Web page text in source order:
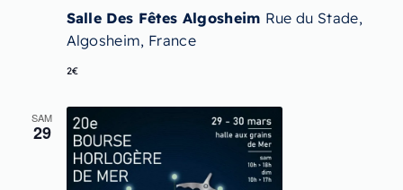
Salle Des Fêtes Algosheim Rue du Stade,
Algosheim, France
2€
SAM
29